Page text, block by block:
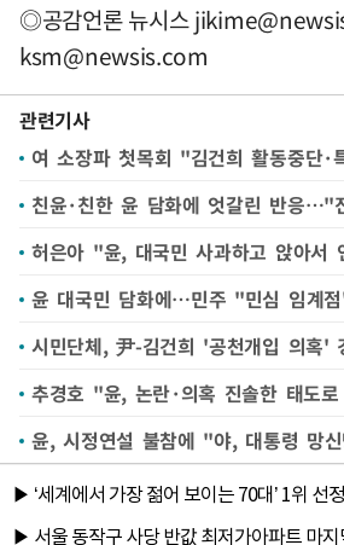
◎공감언론 뉴시스
ksm@newsis.com
관련기사
허은아 "윤, 대국민 사과하고 앉아서
시민단체, 尹-김건희 '공천개입 의혹'